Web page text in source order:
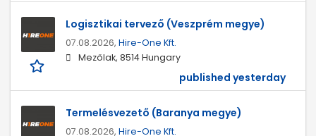
Logisztikai tervező (Veszprém megye)
07.08.2026, Hire-One Kft.
Mezőlak, 8514 Hungary
published yesterday
Termelésvezető (Baranya megye)
07.08.2026, Hire-One Kft.